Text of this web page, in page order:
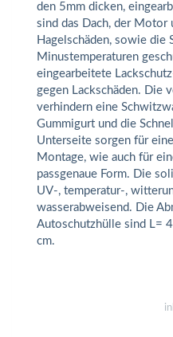
den 5mm dicken,
sind das Dach, der Motor
Hagelschäden, sowie die
Minustemperaturen
eingearbeitete
gegen Lackschäden. Die
verhindern eine
Gummigurt und die
Unterseite sorgen für
Montage, wie auch für
passgenaue Form. Die
UV-, temperatur-,
wasserabweisend. Die
Autoschutzhülle sind L=
cm.